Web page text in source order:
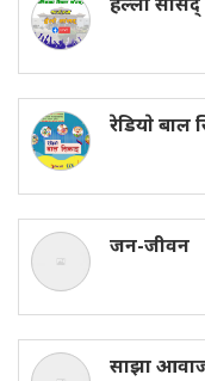
रेडियाे बाल
जन-जीवन
साझा